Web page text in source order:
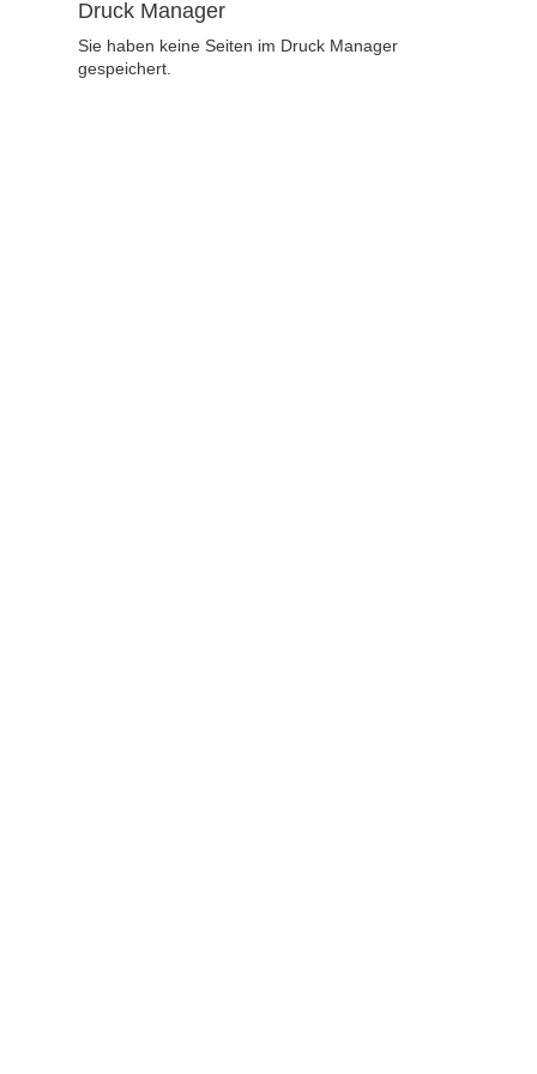
Druck Manager
Sie haben keine Seiten im Druck Manager
gespeichert.